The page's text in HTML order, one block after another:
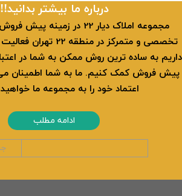
​​درباره ما بیشتر بدانید!!
مجموعه املاک دیار 22 در
تخصصی و متمرکز در
داریم به ساده ترین روش ممکن به شما در
پیش فروش کمک کنیم. ما به شما اطمینان
اعتماد خود را به مجموعه ما
ادامه مطلب